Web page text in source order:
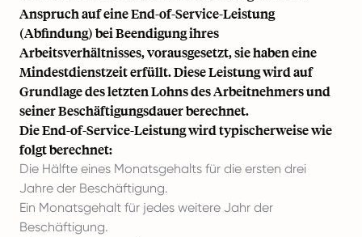
Anspruch auf eine End-of-Service-Leistung
(Abfindung) bei Beendigung ihres
Arbeitsverhältnisses, vorausgesetzt, sie haben eine
Mindestdienstzeit erfüllt. Diese Leistung wird auf
Grundlage des letzten Lohns des Arbeitnehmers und
seiner Beschäftigungsdauer berechnet.
Die End-of-Service-Leistung wird typischerweise wie
folgt berechnet:
Die Hälfte eines Monatsgehalts für die ersten drei
Jahre der Beschäftigung.
Ein Monatsgehalt für jedes weitere Jahr der
Beschäftigung.